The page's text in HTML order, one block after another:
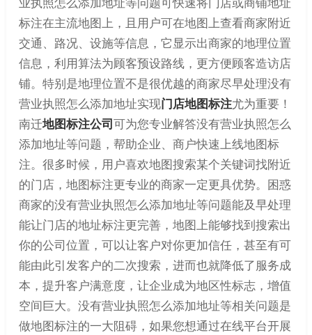
标注在主流地图上，且用户可在地图上查看商家附近
交通、路况、设施等信息，它显示出商家的地理位置
信息，利用算法为顾客预设路线，更方便顾客造访店
铺。特别是地理位置不是很优越的商家尽早处理没有
营业执照怎么添加地址实现门店地图标注尤为重要！
南迁地图标注公司可为您专业解答没有营业执照怎么
添加地址等问题，帮助企业、商户快速上线地图标
注。很多时候，用户喜欢地图搜索某个关键词找附近
的门店，地图标注更专业的商家一定更具优势。困惑
商家的没有营业执照怎么添加地址等问题能及早处理
能让门店的地址标注更完善，地图上能够找到搜索出
你的公司位置，可以让客户对你更加信任，甚至有可
能由此引发客户的二次搜索，进而也就降低了服务成
本，提升客户满意度，让企业成为地区性标志，增值
空间巨大。没有营业执照怎么添加地址等相关问题是
做地图标注的一大阻碍，如果您想通过在线平台开展